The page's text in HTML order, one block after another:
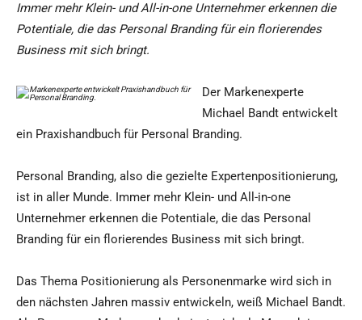
Immer mehr Klein- und All-in-one Unternehmer erkennen die
Potentiale, die das Personal Branding für ein florierendes
Business mit sich bringt.
Der Markenexperte
Michael Bandt entwickelt
ein Praxishandbuch für Personal Branding.
Personal Branding, also die gezielte Expertenpositionierung,
ist in aller Munde. Immer mehr Klein- und All-in-one
Unternehmer erkennen die Potentiale, die das Personal
Branding für ein florierendes Business mit sich bringt.
Das Thema Positionierung als Personenmarke wird sich in
den nächsten Jahren massiv entwickeln, weiß Michael Bandt.